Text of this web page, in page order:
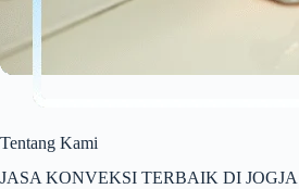
Tentang Kami
JASA KONVEKSI TERBAIK DI JOGJA